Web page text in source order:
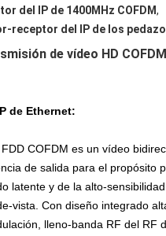
del IP de 1400MHz COFDM,
receptor del IP de los
de vídeo HD
de Ethernet:
COFDM es un vídeo
de salida para el propósito
latente y de la alto-
vista. Con diseño integrado
lleno-banda RF del RF